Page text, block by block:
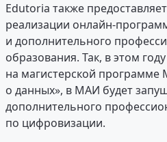
Edutoria также
реализации онлайн-
и дополнительного
образования. Так, в этом
на магистерской программе
о данных», в МАИ будет
дополнительного
по цифровизации.